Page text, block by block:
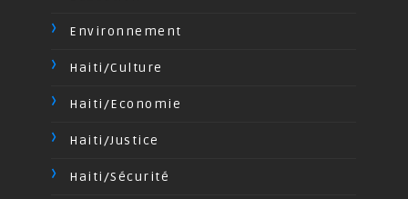
Environnement
Haiti/Culture
Haiti/Economie
Haiti/Justice
Haiti/Sécurité